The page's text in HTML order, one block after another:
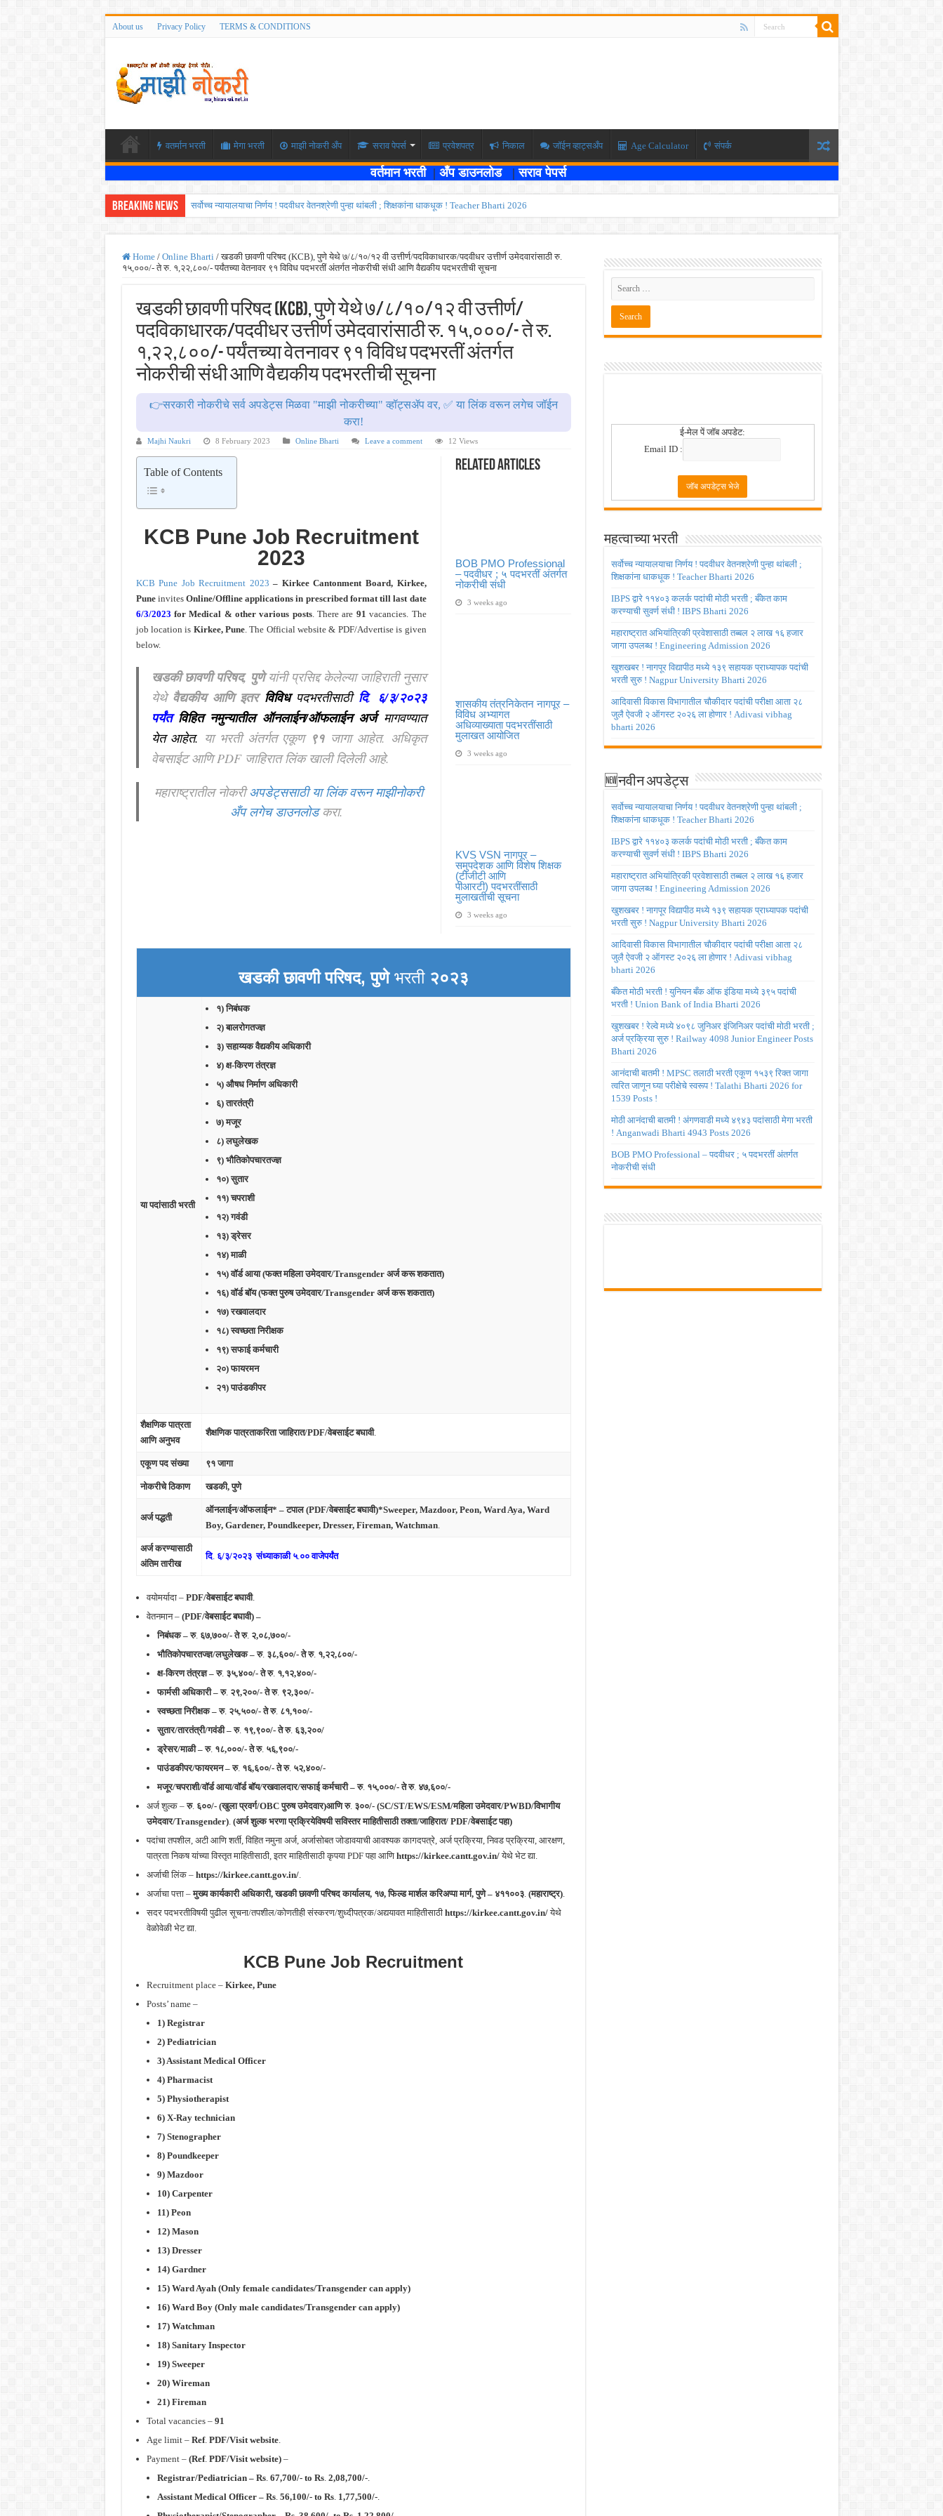
About us Privacy Policy TERMS & CONDITIONS
वतर्मान भरती मेगा भरती माझी नोकरी अँप सराव पेपर्स प्रवेशपत्र निकाल जॉईन व्हाट्सअँप Age Calculator संपर्क
वर्तमान भरती | अँप डाउनलोड |सराव पेपर्स
Breaking News सर्वोच्च न्यायालयाचा निर्णय ! पदवीधर वेतनश्रेणी पुन्हा थांबली ; शिक्षकांना धाकधूक ! Teacher Bharti 2026
महाराष्ट्रात अभियांत्रिकी प्रवेशासाठी तब्बल २ लाख १६ हजार जागा उपलब्ध ! Engineering Admission 2026
खुशखबर ! नागपूर विद्यापीठ मध्ये १३९ सहायक प्राध्यापक पदांची भरती सुरु ! Nagpur University Bharti 2026
आदिवासी विकास विभागातील चौकीदार पदांची परीक्षा आता २८ जुलै ऐवजी २ ऑगस्ट २०२६ ला होणार ! Adivasi vibhag bharti 2026
बँकेत मोठी भरती ! युनियन बँक ऑफ इंडिया मध्ये ३९५ पदांची भरती ! Union Bank of India Bharti 2026
खुशखबर ! रेल्वे मध्ये ४०९८ जुनिअर इंजिनिअर पदांची मोठी भरती ; अर्ज प्रक्रिया सुरु ! Railway 4098 Junior Engineer Posts Bharti 2026
आनंदाची बातमी ! MPSC तलाठी भरती एकूण १५३९ रिक्त जागा त्वरित जाणून घ्या परीक्षेचे स्वरूप ! Talathi Bharti 2026 for 1539 Posts !
मोठी आनंदाची बातमी ! अंगणवाडी मध्ये ४९४३ पदांसाठी मेगा भरती ! Anganwadi Bharti 4943 Posts 2026
BOB PMO Professional – पदवीधर ; ५ पदभरतीं अंतर्गत नोकरीची संधी
Home / Online Bharti / खडकी छावणी परिषद (KCB), पुणे येथे ७/८/१०/१२ वी उत्तीर्ण/पदविकाधारक/पदवीधर उत्तीर्ण उमेदवारांसाठी रु.
१५,०००/- ते रु. १,२२,८००/- पर्यंतच्या वेतनावर ९१ विविध पदभरतीं अंतर्गत नोकरीची संधी आणि वैद्यकीय पदभरतीची सूचना
खडकी छावणी परिषद (KCB), पुणे येथे ७/८/१०/१२ वी उत्तीर्ण/
पदविकाधारक/पदवीधर उत्तीर्ण उमेदवारांसाठी रु. १५,०००/- ते रु.
१,२२,८००/- पर्यंतच्या वेतनावर ९१ विविध पदभरतीं अंतर्गत
नोकरीची संधी आणि वैद्यकीय पदभरतीची सूचना
👉सरकारी नोकरीचे सर्व अपडेट्स मिळवा "माझी नोकरीच्या" व्हॉट्सॲप वर, ✅ या लिंक वरून लगेच जॉईन
करा!
Majhi Naukri 8 February 2023 Online Bharti Leave a comment 12 Views
Related Articles
BOB PMO Professional
– पदवीधर ; ५ पदभरतीं अंतर्गत
नोकरीची संधी
3 weeks ago
शासकीय तंत्रनिकेतन नागपूर –
विविध अभ्यागत
अधिव्याख्याता पदभरतींसाठी
मुलाखत आयोजित
3 weeks ago
KVS VSN नागपूर –
समुपदेशक आणि विशेष शिक्षक
(टीजीटी आणि
पीआरटी) पदभरतींसाठी
मुलाखतीची सूचना
3 weeks ago
Table of Contents
KCB Pune Job Recruitment
2023
KCB Pune Job Recruitment 2023 – Kirkee Cantonment Board, Kirkee,
Puneinvites Online/Offline applications in prescribed format till last date
6/3/2023 for Medical & other various posts. There are 91vacancies. The
job location is Kirkee, Pune. The Official website & PDF/Advertise is given
below.
खडकी छावणी परिषद, पुणेयांनी प्रसिद्द केलेल्या जाहिराती नुसार
येथेवैद्यकीय आणि इतर विविधपदभरतीसाठी दि. ६/३/२०२३
पर्यंत विहित नमुन्यातील ऑनलाईन/ऑफलाईन अर्ज मागवण्यात
येत आहेत. या भरती अंतर्गत एकूण ९१जागा आहेत. अधिकृत
वेबसाईट आणि PDF जाहिरात लिंक खाली दिलेली आहे.
महाराष्ट्रातील नोकरीअपडेट्ससाठी या लिंक वरून माझीनोकरी
अँप लगेच डाउनलोडकरा.
खडकी छावणी परिषद, पुणे भरती२०२३
या पदांसाठी भरती
१) निबंधक
२) बालरोगतज्ज्ञ
३) सहाय्यक वैद्यकीय अधिकारी
४) क्ष-किरण तंत्रज्ञ
५) औषध निर्माण अधिकारी
६) तारतंत्री
७) मजूर
८) लघुलेखक
९) भौतिकोपचारतज्ज्ञ
१०) सुतार
११) चपराशी
१२) गवंडी
१३) ड्रेसर
१४) माळी
१५) वॉर्ड आया (फक्त महिला उमेदवार/Transgender अर्ज करू शकतात)
१६) वॉर्ड बॉय (फक्त पुरुष उमेदवार/Transgender अर्ज करू शकतात)
१७) रखवालदार
१८) स्वच्छता निरीक्षक
१९) सफाई कर्मचारी
२०) फायरमन
२१) पाउंडकीपर
शैक्षणिक पात्रता
आणि अनुभव
शैक्षणिक पात्रताकरिता जाहिरात/PDF/वेबसाईट बघावी.
एकूण पद संख्या ९१ जागा
नोकरीचे ठिकाण खडकी, पुणे
अर्ज पद्धती
ऑनलाईन/ऑफलाईन* – टपाल (PDF/वेबसाईट बघावी)*Sweeper, Mazdoor, Peon, Ward Aya, Ward
Boy, Gardener, Poundkeeper, Dresser, Fireman, Watchman.
अर्ज करण्यासाठी
अंतिम तारीख
दि. ६/३/२०२३ संध्याकाळी ५.०० वाजेपर्यंत
वयोमर्यादा – PDF/वेबसाईट बघावी.
वेतनमान – (PDF/वेबसाईट बघावी) –
निबंधक – रु. ६७,७००/- ते रु. २,०८,७००/-
भौतिकोपचारतज्ज्ञ/लघुलेखक –रु. ३८,६००/- ते रु. १,२२,८००/-
क्ष-किरण तंत्रज्ञ –रु. ३५,४००/- ते रु. १,१२,४००/-
फार्मसी अधिकारी –रु. २९,२००/- ते रु. ९२,३००/-
स्वच्छता निरीक्षक –रु. २५,५००/- ते रु. ८१,१००/-
सुतार/तारतंत्री/गवंडी –रु. १९,९००/- ते रु. ६३,२००/
ड्रेसर/माळी –रु. १८,०००/- ते रु. ५६,९००/-
पाउंडकीपर/फायरमन – रु. १६,६००/- ते रु. ५२,४००/-
मजूर/चपराशी/वॉर्ड आया/वॉर्ड बॉय/रखवालदार/सफाई कर्मचारी –रु. १५,०००/- ते रु. ४७,६००/-
अर्ज शुल्क –रु. ६००/- (खुला प्रवर्ग/OBC पुरुष उमेदवार)आणि रु. ३००/- (SC/ST/EWS/ESM/महिला उमेदवार/PWBD/विभागीय
उमेदवार/Transgender). (अर्ज शुल्क भरणा प्रक्रियेविषयी सविस्तर माहितीसाठी तक्ता/जाहिरात/ PDF/वेबसाईट पहा)
पदांचा तपशील, अटी आणि शर्ती, विहित नमुना अर्ज, अर्जासोबत जोडावयाची आवश्यक कागदपत्रे, अर्ज प्रक्रिया, निवड प्रक्रिया, आरक्षण,
पात्रता निकष यांच्या विस्तृत माहितीसाठी, इतर माहितीसाठी कृपया PDF पहा आणि https://kirkee.cantt.gov.in/येथे भेट द्या.
अर्जाची लिंक – https://kirkee.cantt.gov.in/.
अर्जाचा पत्ता –मुख्य कार्यकारी अधिकारी, खडकी छावणी परिषद कार्यालय, १७, फिल्ड मार्शल करिअप्पा मार्ग, पुणे – ४११००३. (महाराष्ट्र).
सदर पदभरतीविषयी पुढील सूचना/तपशील/कोणतीही संस्करण/शुध्दीपत्रक/अद्ययावत माहितीसाठी https://kirkee.cantt.gov.in/येथे
वेळोवेळी भेट द्या.
KCB Pune Job Recruitment
Recruitment place – Kirkee, Pune
Posts’ name –
1) Registrar
2) Pediatrician
3) Assistant Medical Officer
4) Pharmacist
5) Physiotherapist
6) X-Ray technician
7) Stenographer
8) Poundkeeper
9) Mazdoor
10) Carpenter
11) Peon
12) Mason
13) Dresser
14) Gardner
15) Ward Ayah (Only female candidates/Transgender can apply)
16) Ward Boy (Only male candidates/Transgender can apply)
17) Watchman
18) Sanitary Inspector
19) Sweeper
20) Wireman
21) Fireman
Total vacancies – 91
Age limit – Ref. PDF/Visit website.
Payment – (Ref. PDF/Visit website) –
Registrar/Pediatrician – Rs. 67,700/- to Rs. 2,08,700/-.
Assistant Medical Officer – Rs. 56,100/- to Rs. 1,77,500/-.
ई-मेल पें जॉब अपडेट:
Email ID :
महत्वाच्या भरती
सर्वोच्च न्यायालयाचा निर्णय ! पदवीधर वेतनश्रेणी पुन्हा थांबली ;
शिक्षकांना धाकधूक ! Teacher Bharti 2026
IBPS द्वारे ११४०३ कलर्क पदांची मोठी भरती ; बँकेत काम
करण्याची सुवर्ण संधी ! IBPS Bharti 2026
महाराष्ट्रात अभियांत्रिकी प्रवेशासाठी तब्बल २ लाख १६ हजार
जागा उपलब्ध ! Engineering Admission 2026
खुशखबर ! नागपूर विद्यापीठ मध्ये १३९ सहायक प्राध्यापक पदांची
भरती सुरु ! Nagpur University Bharti 2026
आदिवासी विकास विभागातील चौकीदार पदांची परीक्षा आता २८
जुलै ऐवजी २ ऑगस्ट २०२६ ला होणार ! Adivasi vibhag
bharti 2026
🆕नवीन अपडेट्स
सर्वोच्च न्यायालयाचा निर्णय ! पदवीधर वेतनश्रेणी पुन्हा थांबली ;
शिक्षकांना धाकधूक ! Teacher Bharti 2026
IBPS द्वारे ११४०३ कलर्क पदांची मोठी भरती ; बँकेत काम
करण्याची सुवर्ण संधी ! IBPS Bharti 2026
महाराष्ट्रात अभियांत्रिकी प्रवेशासाठी तब्बल २ लाख १६ हजार
जागा उपलब्ध ! Engineering Admission 2026
खुशखबर ! नागपूर विद्यापीठ मध्ये १३९ सहायक प्राध्यापक पदांची
भरती सुरु ! Nagpur University Bharti 2026
आदिवासी विकास विभागातील चौकीदार पदांची परीक्षा आता २८
जुलै ऐवजी २ ऑगस्ट २०२६ ला होणार ! Adivasi vibhag
bharti 2026
बँकेत मोठी भरती ! युनियन बँक ऑफ इंडिया मध्ये ३९५ पदांची
भरती ! Union Bank of India Bharti 2026
खुशखबर ! रेल्वे मध्ये ४०९८ जुनिअर इंजिनिअर पदांची मोठी भरती ;
अर्ज प्रक्रिया सुरु ! Railway 4098 Junior Engineer Posts
Bharti 2026
आनंदाची बातमी ! MPSC तलाठी भरती एकूण १५३९ रिक्त जागा
त्वरित जाणून घ्या परीक्षेचे स्वरूप ! Talathi Bharti 2026 for
1539 Posts !
मोठी आनंदाची बातमी ! अंगणवाडी मध्ये ४९४३ पदांसाठी मेगा भरती
! Anganwadi Bharti 4943 Posts 2026
BOB PMO Professional – पदवीधर ; ५ पदभरतीं अंतर्गत
नोकरीची संधी